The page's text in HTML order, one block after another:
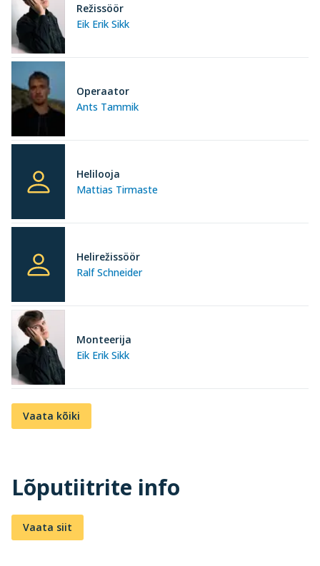
Eik Erik Sikk
Režissöör
Ants Tammik
Operaator
Mattias Tirmaste
Helilooja
Ralf Schneider
Helirežissöör
Eik Erik Sikk
Monteerija
Vaata kõiki
Lõputiitrite info
Vaata siit